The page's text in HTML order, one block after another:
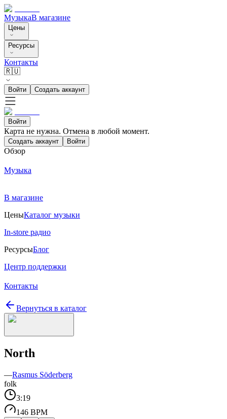
МузыкаВ магазине
Цены
Ресурсы
Контакты
🇷🇺
Войти Создать аккаунт
Войти
Карта не нужна. Отмена в любой момент.
Создать аккаунт Войти
Обзор
Музыка
В магазине
ЦеныКаталог музыки
In-store радио
РесурсыБлог
Центр поддержки
Контакты
Вернуться в каталог
North
—Rasmus Söderberg
folk
3:19
146 BPM